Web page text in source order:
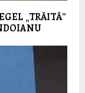
„TRĂITĂ”